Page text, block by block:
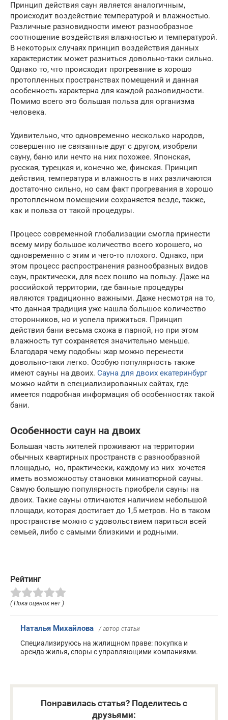
Принцип действия саун является аналогичным,
происходит воздействие температурой и влажностью.
Различные разновидности имеют разнообразное
соотношение воздействия влажностью и температурой.
В некоторых случаях принцип воздействия данных
характеристик может разниться довольно-таки сильно.
Однако то, что происходит прогревание в хорошо
протопленных пространствах помещений и данная
особенность характерна для каждой разновидности.
Помимо всего это большая польза для организма
человека.
Удивительно, что одновременно несколько народов,
совершенно не связанные друг с другом, изобрели
сауну, баню или нечто на них похожее. Японская,
русская, турецкая и, конечно же, финская. Принцип
действия, температура и влажность в них различаются
достаточно сильно, но сам факт прогревания в хорошо
протопленном помещении сохраняется везде, также,
как и польза от такой процедуры.
Процесс современной глобализации смогла принести
всему миру большое количество всего хорошего, но
одновременно с этим и чего-то плохого. Однако, при
этом процесс распространения разнообразных видов
саун, практически, для всех пошло на пользу. Даже на
российской территории, где банные процедуры
являются традиционно важными. Даже несмотря на то,
что данная традиция уже нашла большое количество
сторонников, но и успела прижиться. Принцип
действия бани весьма схожа в парной, но при этом
влажность тут сохраняется значительно меньше.
Благодаря чему подобны жар можно перенести
довольно-таки легко. Особую популярность также
имеют сауны на двоих. Сауна для двоих екатеринбург
можно найти в специализированных сайтах, где
имеется подробная информация об особенностях такой
бани.
Особенности саун на двоих
Большая часть жителей проживают на территории
обычных квартирных пространств с разнообразной
площадью, но, практически, каждому из них хочется
иметь возможностьу становки миниатюрной сауны.
Самую большую популярность приобрели сауны на
двоих. Такие сауны отличаются наличием небольшой
площади, которая достигает до 1,5 метров. Но в таком
пространстве можно с удовольствием париться всей
семьей, либо с самыми близкими и родными.
Рейтинг
( Пока оценок нет )
Наталья Михайлова / автор статьи
Специализируюсь на жилищном праве: покупка и
аренда жилья, споры с управляющими компаниями.
Понравилась статья? Поделитесь с
друзьями: